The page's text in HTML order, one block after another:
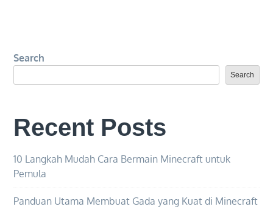
menyesuaikan
Anda
Search
Search
Recent Posts
10 Langkah Mudah Cara Bermain Minecraft untuk
Pemula
Panduan Utama Membuat Gada yang Kuat di Minecraft